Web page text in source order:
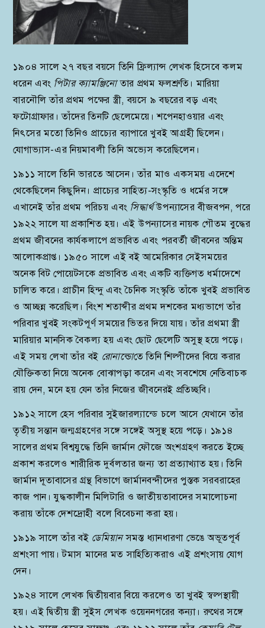
১৯০৪ সালে ২৭ বছর বয়সে তিনি ফ্রিল্যান্স লেখক হিসেবে কলম
ধরেন এবং পিটার ক্যামঞ্জিনোতার প্রথম ফলশ্রুতি। মারিয়া
বারনৌলি তাঁর প্রথম পক্ষের স্ত্রী, বয়সে ৯ বছরের বড় এবং
ফটোগ্রাফার। তাঁদের তিনটি ছেলেমেয়ে। শপেনহাওয়ার এবং
নিৎসের মতো তিনিও প্রাচ্যের ব্যাপারে খুবই আগ্রহী ছিলেন।
যোগাভ্যাস-এর নিয়মাবলী তিনি অভ্যেস করেছিলেন।
১৯১১ সালে তিনি ভারতে আসেন। তাঁর মাও একসময় এদেশে
থেকেছিলেন কিছুদিন। প্রাচ্যের সাহিত্য-সংস্কৃতি ও ধর্মের সঙ্গে
এখানেই তাঁর প্রথম পরিচয় এবং সিদ্ধার্থউপন্যাসের বীজবপন, পরে
১৯২২ সালে যা প্রকাশিত হয়। এই উপন্যাসের নায়ক গৌতম বুদ্ধের
প্রথম জীবনের কার্যকলাপে প্রভাবিত এবং পরবর্তী জীবনের অন্তিম
আলোকপ্রাপ্ত। ১৯৫০ সালে এই বই আমেরিকার সেইসময়ের
অনেক বিট পোয়েটসকে প্রভাবিত এবং একটি ব্যক্তিগত ধর্মাদেশে
চালিত করে। প্রাচীন হিন্দু এবং চৈনিক সংস্কৃতি তাঁকে খুবই প্রভাবিত
ও আচ্ছন্ন করেছিল। বিংশ শতাব্দীর প্রথম দশকের মধ্যভাগে তাঁর
পরিবার খুবই সংকটপূর্ণ সময়ের ভিতর দিয়ে যায়। তাঁর প্রথমা স্ত্রী
মারিয়ার মানসিক বৈকল্য হয় এবং ছোট ছেলেটি অসুস্থ হয়ে পড়ে।
এই সময় লেখা তাঁর বই রোনাল্ডোতে তিনি শিল্পীদের বিয়ে করার
যৌক্তিকতা নিয়ে অনেক বোঝাপড়া করেন এবং সবশেষে নেতিবাচক
রায় দেন, মনে হয় যেন তাঁর নিজের জীবনেরই প্রতিচ্ছবি।
১৯১২ সালে হেস পরিবার সুইজারল্যান্ডে চলে আসে যেখানে তাঁর
তৃতীয় সন্তান জন্মগ্রহণের সঙ্গে সঙ্গেই অসুস্থ হয়ে পড়ে। ১৯১৪
সালের প্রথম বিশ্বযুদ্ধে তিনি জার্মান ফৌজে অংশগ্রহণ করতে ইচ্ছে
প্রকাশ করলেও শারীরিক দুর্বলতার জন্য তা প্রত্যাখ্যাত হয়। তিনি
জার্মান দূতাবাসের গ্রন্থ বিভাগে জার্মানবন্দীদের পুস্তক সরবরাহের
কাজ পান। যুদ্ধকালীন মিলিটারি ও জাতীয়তাবাদের সমালোচনা
করায় তাঁকে দেশদ্রোহী বলে বিবেচনা করা হয়।
১৯১৯ সালে তাঁর বই ডেমিয়ানসমস্ত ধ্যানধারণা ভেঙে অভূতপূর্ব
প্রশংসা পায়। টমাস মানের মত সাহিত্যিকরাও এই প্রশংসায় যোগ
দেন।
১৯২৪ সালে লেখক দ্বিতীয়বার বিয়ে করলেও তা খুবই স্বল্পস্থায়ী
হয়। এই দ্বিতীয় স্ত্রী সুইস লেখক ওয়েননগরের কন্যা। রুথের সঙ্গে